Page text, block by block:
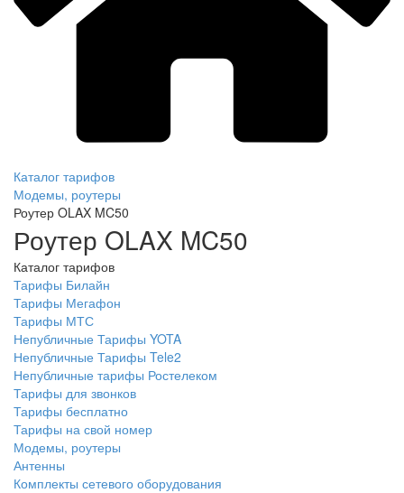
Каталог тарифов
Модемы, роутеры
Роутер OLAX MC50
Роутер OLAX MC50
Каталог тарифов
Тарифы Билайн
Тарифы Мегафон
Тарифы МТС
Непубличные Тарифы YOTA
Непубличные Тарифы Tele2
Непубличные тарифы Ростелеком
Тарифы для звонков
Тарифы бесплатно
Тарифы на свой номер
Модемы, роутеры
Антенны
Комплекты сетевого оборудования